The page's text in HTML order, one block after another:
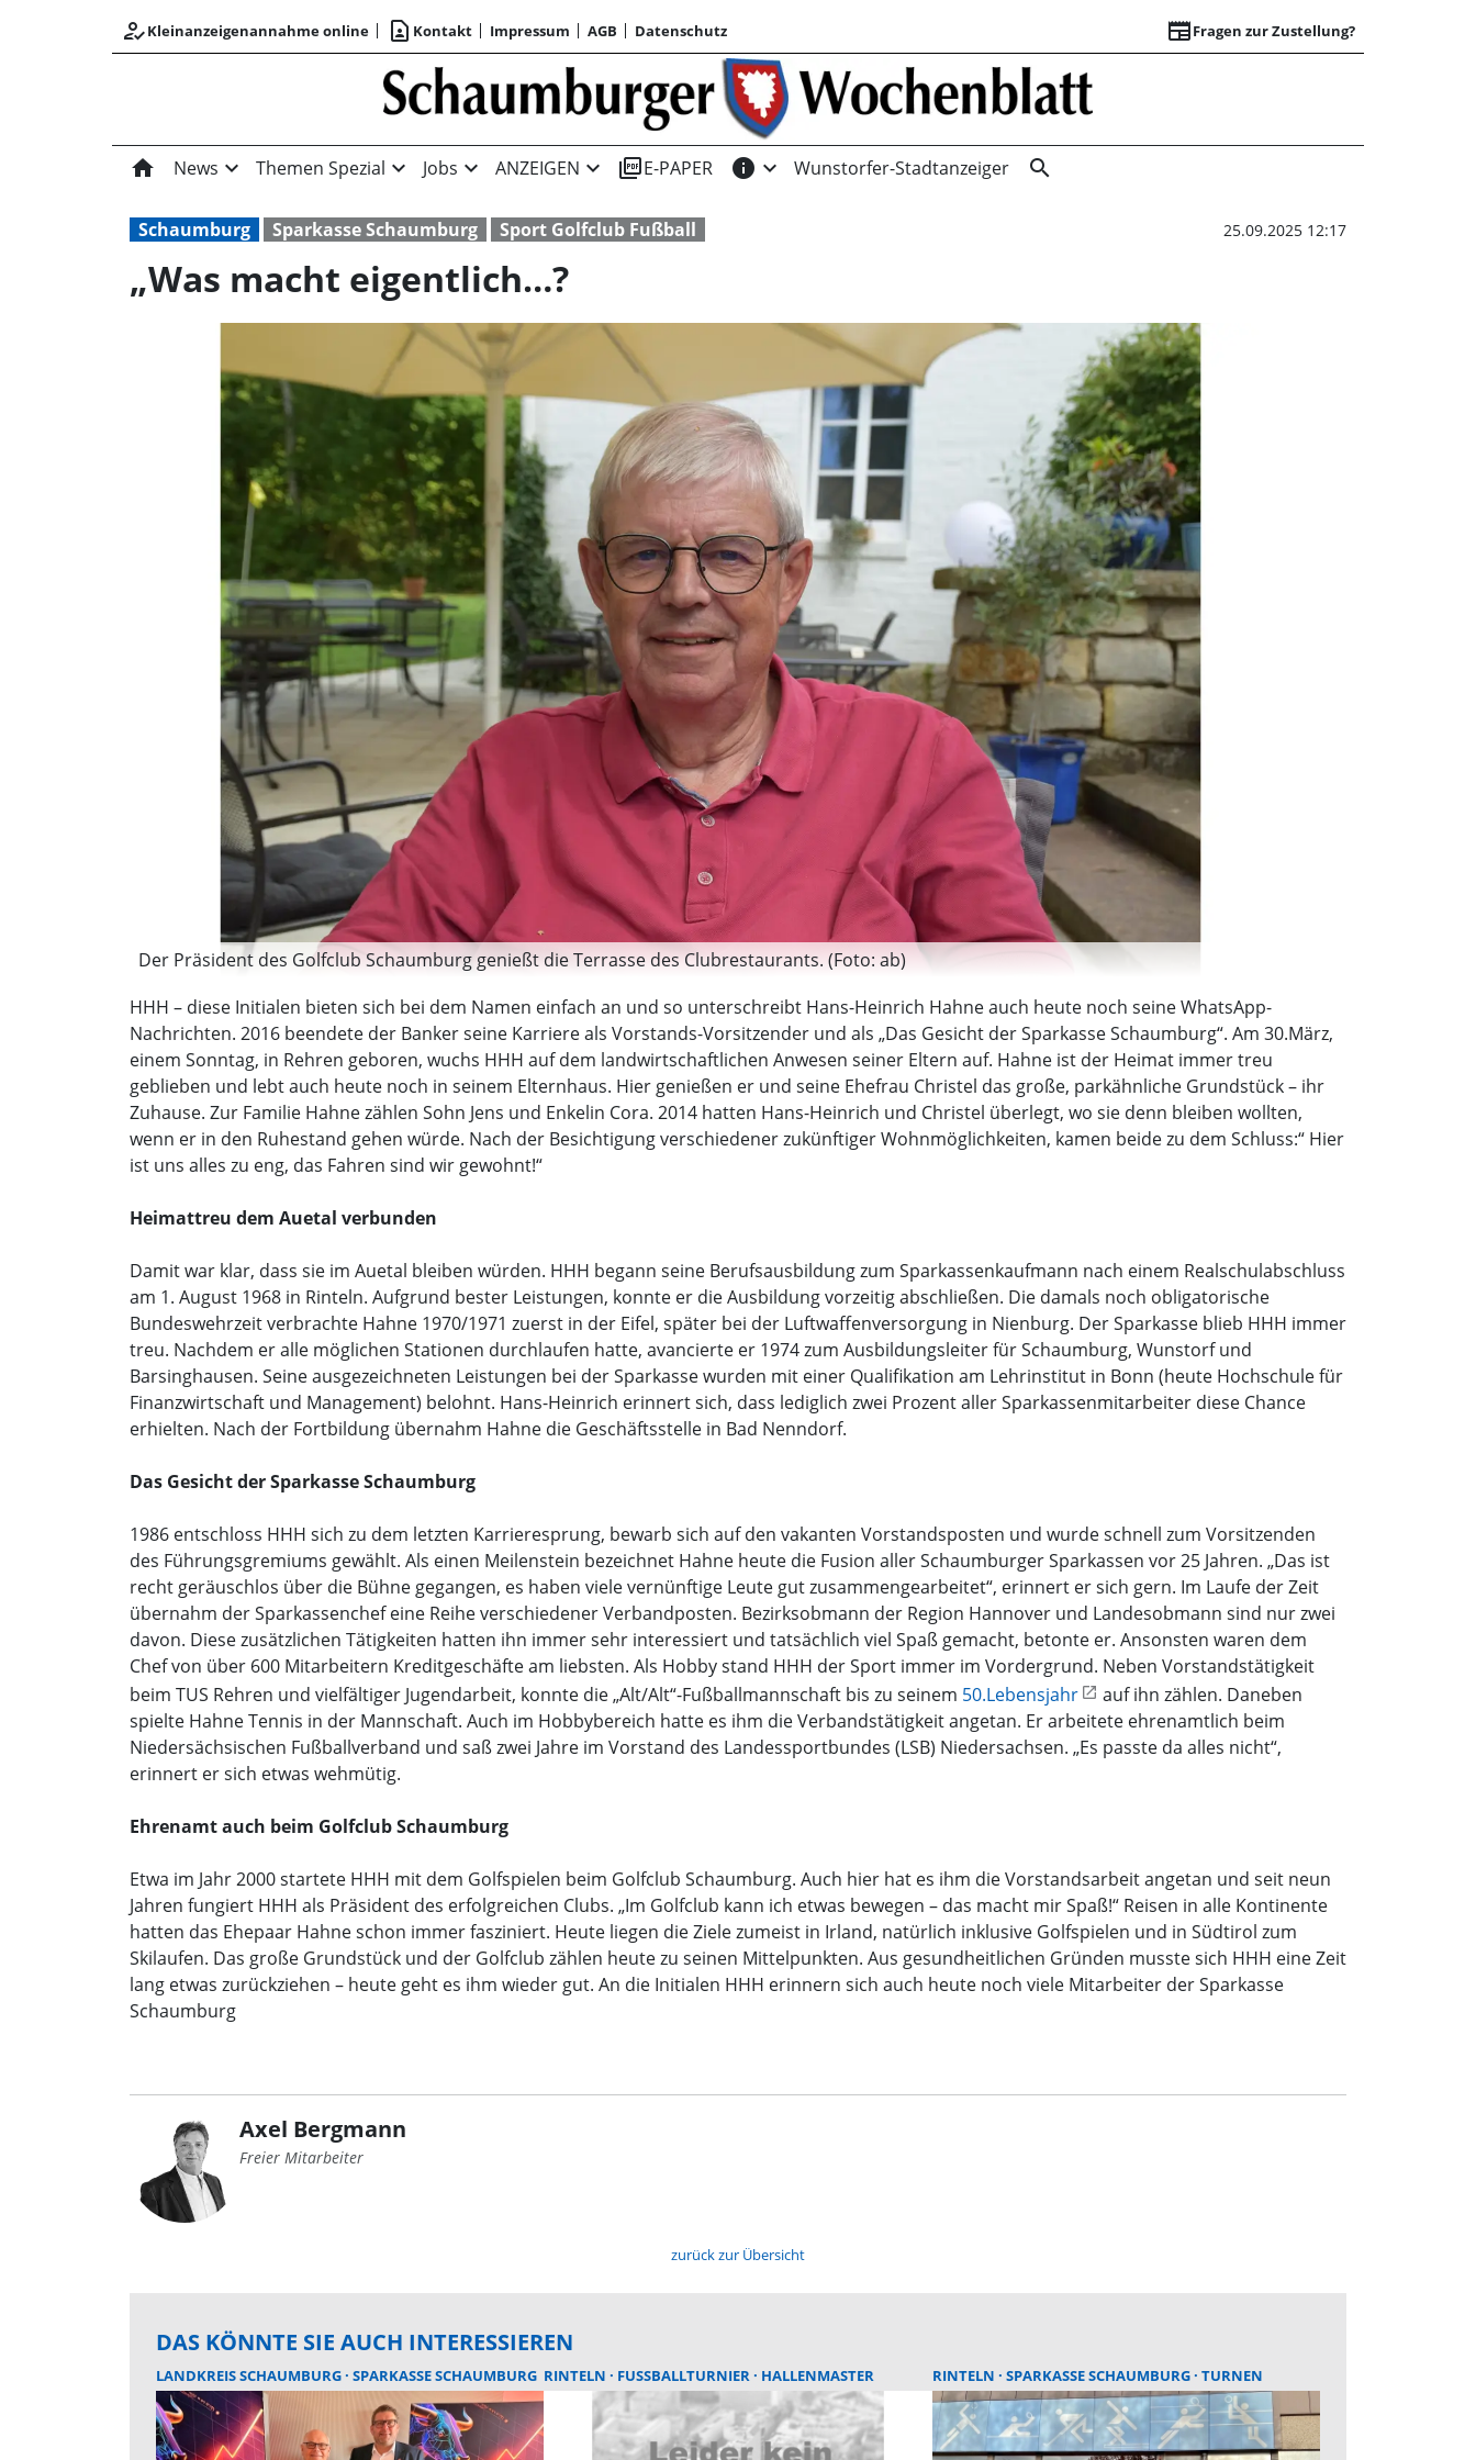
how_to_regKleinanzeigenannahme online contact_page Kontakt Impressum AGB Datenschutz newspaperFragen zur Zustellung?
„Was macht
home News expand_more Themen Spezial expand_more Jobs expand_more ANZEIGEN expand_more picture_as_pdfE-PAPER info expand_more Wunstorfer-Stadtanzeiger search
Schaumburg Sparkasse Schaumburg Sport Golfclub Fußball 25.09.2025 12:17
„Was macht eigentlich…?
Der Präsident des Golfclub Schaumburg genießt die Terrasse des Clubrestaurants. (Foto: ab)
HHH – diese Initialen bieten sich bei dem Namen einfach an und so unterschreibt Hans-Heinrich Hahne auch heute noch seine WhatsApp-
Nachrichten. 2016 beendete der Banker seine Karriere als Vorstands-Vorsitzender und als „Das Gesicht der Sparkasse Schaumburg“. Am 30.März,
einem Sonntag, in Rehren geboren, wuchs HHH auf dem landwirtschaftlichen Anwesen seiner Eltern auf. Hahne ist der Heimat immer treu
geblieben und lebt auch heute noch in seinem Elternhaus. Hier genießen er und seine Ehefrau Christel das große, parkähnliche Grundstück – ihr
Zuhause. Zur Familie Hahne zählen Sohn Jens und Enkelin Cora. 2014 hatten Hans-Heinrich und Christel überlegt, wo sie denn bleiben wollten,
wenn er in den Ruhestand gehen würde. Nach der Besichtigung verschiedener zukünftiger Wohnmöglichkeiten, kamen beide zu dem Schluss:“ Hier
ist uns alles zu eng, das Fahren sind wir gewohnt!“
Heimattreu dem Auetal verbunden
Damit war klar, dass sie im Auetal bleiben würden. HHH begann seine Berufsausbildung zum Sparkassenkaufmann nach einem Realschulabschluss
am 1. August 1968 in Rinteln. Aufgrund bester Leistungen, konnte er die Ausbildung vorzeitig abschließen. Die damals noch obligatorische
Bundeswehrzeit verbrachte Hahne 1970/1971 zuerst in der Eifel, später bei der Luftwaffenversorgung in Nienburg. Der Sparkasse blieb HHH immer
treu. Nachdem er alle möglichen Stationen durchlaufen hatte, avancierte er 1974 zum Ausbildungsleiter für Schaumburg, Wunstorf und
Barsinghausen. Seine ausgezeichneten Leistungen bei der Sparkasse wurden mit einer Qualifikation am Lehrinstitut in Bonn (heute Hochschule für
Finanzwirtschaft und Management) belohnt. Hans-Heinrich erinnert sich, dass lediglich zwei Prozent aller Sparkassenmitarbeiter diese Chance
erhielten. Nach der Fortbildung übernahm Hahne die Geschäftsstelle in Bad Nenndorf.
Das Gesicht der Sparkasse Schaumburg
1986 entschloss HHH sich zu dem letzten Karrieresprung, bewarb sich auf den vakanten Vorstandsposten und wurde schnell zum Vorsitzenden
des Führungsgremiums gewählt. Als einen Meilenstein bezeichnet Hahne heute die Fusion aller Schaumburger Sparkassen vor 25 Jahren. „Das ist
recht geräuschlos über die Bühne gegangen, es haben viele vernünftige Leute gut zusammengearbeitet“, erinnert er sich gern. Im Laufe der Zeit
übernahm der Sparkassenchef eine Reihe verschiedener Verbandposten. Bezirksobmann der Region Hannover und Landesobmann sind nur zwei
davon. Diese zusätzlichen Tätigkeiten hatten ihn immer sehr interessiert und tatsächlich viel Spaß gemacht, betonte er. Ansonsten waren dem
Chef von über 600 Mitarbeitern Kreditgeschäfte am liebsten. Als Hobby stand HHH der Sport immer im Vordergrund. Neben Vorstandstätigkeit
beim TUS Rehren und vielfältiger Jugendarbeit, konnte die „Alt/Alt“-Fußballmannschaft bis zu seinem 50.Lebensjahr
auf ihn zählen. Daneben
spielte Hahne Tennis in der Mannschaft. Auch im Hobbybereich hatte es ihm die Verbandstätigkeit angetan. Er arbeitete ehrenamtlich beim
Niedersächsischen Fußballverband und saß zwei Jahre im Vorstand des Landessportbundes (LSB) Niedersachsen. „Es passte da alles nicht“,
erinnert er sich etwas wehmütig.
Ehrenamt auch beim Golfclub Schaumburg
Etwa im Jahr 2000 startete HHH mit dem Golfspielen beim Golfclub Schaumburg. Auch hier hat es ihm die Vorstandsarbeit angetan und seit neun
Jahren fungiert HHH als Präsident des erfolgreichen Clubs. „Im Golfclub kann ich etwas bewegen – das macht mir Spaß!“ Reisen in alle Kontinente
hatten das Ehepaar Hahne schon immer fasziniert. Heute liegen die Ziele zumeist in Irland, natürlich inklusive Golfspielen und in Südtirol zum
Skilaufen. Das große Grundstück und der Golfclub zählen heute zu seinen Mittelpunkten. Aus gesundheitlichen Gründen musste sich HHH eine Zeit
lang etwas zurückziehen – heute geht es ihm wieder gut. An die Initialen HHH erinnern sich auch heute noch viele Mitarbeiter der Sparkasse
Schaumburg
Axel Bergmann
Freier Mitarbeiter
zurück zur Übersicht
DAS KÖNNTE SIE AUCH INTERESSIEREN
LANDKREIS SCHAUMBURG SPARKASSE SCHAUMBURG RINTELN FUSSBALLTURNIER HALLENMASTER RINTELN SPARKASSE SCHAUMBURG TURNEN